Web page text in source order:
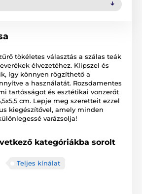
tökéletes választás a szálas teák
élvezetéhez. Klipszel és
így könnyen rögzíthető a
a használatát. Rozsdamentes
tartósságot és esztétikai vonzerőt
cm. Lepje meg szeretteit ezzel
kiegészítővel, amely minden
varázsolja!
kategóriákba sorolt
Teljes kínálat